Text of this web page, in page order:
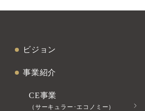
ビジョン
事業紹介
CE事業
（サーキュラー･エコノミー）